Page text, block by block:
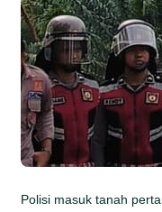
Polisi masuk tanah